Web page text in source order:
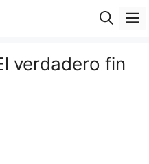
verdadero fin